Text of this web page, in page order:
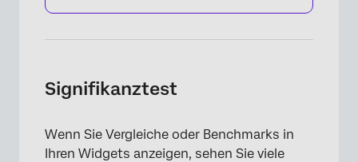
Signifikanztest
Wenn Sie Vergleiche oder Benchmarks in
Ihren Widgets anzeigen, sehen Sie viele